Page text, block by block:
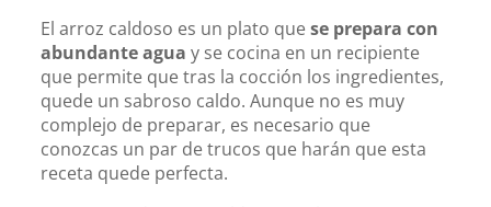
El arroz caldoso es un plato quese prepara con
abundante aguay se cocina en un recipiente
que permite que tras la cocción los ingredientes,
quede un sabroso caldo. Aunque no es muy
complejo de preparar, es necesario que
conozcas un par de trucos que harán que esta
receta quede perfecta.